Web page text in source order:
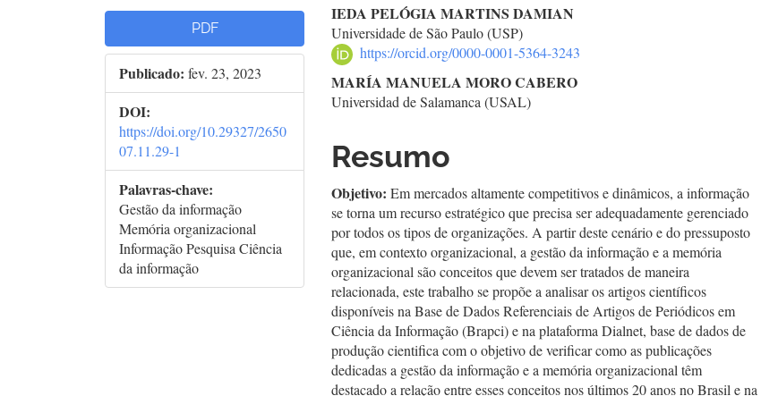
Barra
lateral
de
artigos
PDF
Publicado: fev. 23, 2023
DOI:
https://doi.org/10.29327/2650
07.11.29-1
Palavras-chave:
Gestão da informação
Memória organizacional
Informação Pesquisa Ciência
da informação
Conteúdo
do
artigo
principal
IEDA PELÓGIA MARTINS DAMIAN
Universidade de São Paulo (USP)
https://orcid.org/0000-0001-5364-3243
MARÍA MANUELA MORO CABERO
Universidad de Salamanca (USAL)
Resumo
Objetivo:Em mercados altamente competitivos e dinâmicos, a informação
se torna um recurso estratégico que precisa ser adequadamente gerenciado
por todos os tipos de organizações. A partir deste cenário e do pressuposto
que, em contexto organizacional, a gestão da informação e a memória
organizacional são conceitos que devem ser tratados de maneira
relacionada, este trabalho se propõe a analisar os artigos científicos
disponíveis na Base de Dados Referenciais de Artigos de Periódicos em
Ciência da Informação (Brapci) e na plataforma Dialnet, base de dados de
produção cientifica com o objetivo de verificar como as publicações
dedicadas a gestão da informação e a memória organizacional têm
destacado a relação entre esses conceitos nos últimos 20 anos no Brasil e na